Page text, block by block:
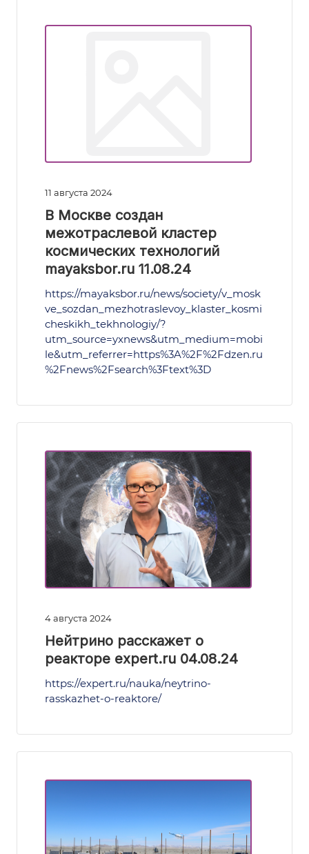
11 августа 2024
В Москве создан
межотраслевой кластер
космических технологий
mayaksbor.ru 11.08.24
https://mayaksbor.ru/news/society/v_mosk
ve_sozdan_mezhotraslevoy_klaster_kosmi
cheskikh_tekhnologiy/?
utm_source=yxnews&utm_medium=mobi
le&utm_referrer=https%3A%2F%2Fdzen.ru
%2Fnews%2Fsearch%3Ftext%3D
4 августа 2024
Нейтрино расскажет о
реакторе expert.ru 04.08.24
https://expert.ru/nauka/neytrino-
rasskazhet-o-reaktore/